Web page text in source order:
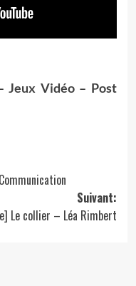
Jeux Vidéo– Post
Suivant:
Le collier – Léa Rimbert